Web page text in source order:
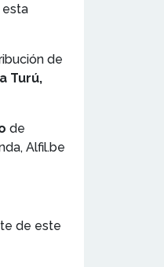
esta
de
Turú,
de
Alfil.be
de este